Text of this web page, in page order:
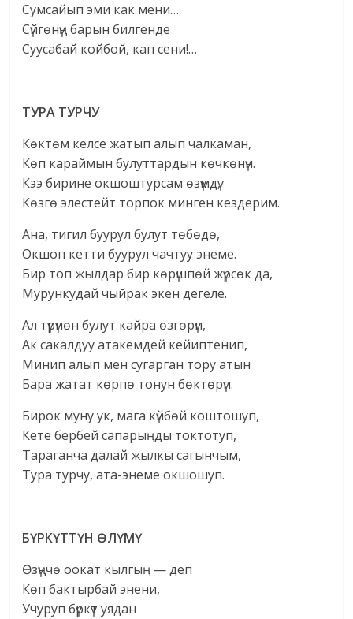
Сумсайып эми как мени…
Сүйгѳнүң барын билгенде
Суусабай койбой, кап сени!…
ТУРА ТУРЧУ
Көктөм келсе жатып алып чалкаман,
Көп караймын булуттардын көчкөнүн.
Кээ бирине окшоштурсам өзүмдү,
Көзгө элестейт торпок минген кездерим.
Ана, тигил буурул булут төбөдө,
Окшоп кетти буурул чачтуу энеме.
Бир топ жылдар бир көрүшпөй жүрсөк да,
Мурункудай чыйрак экен дегеле.
Ал түрүнөн булут кайра өзгөрүп,
Ак сакалдуу атакемдей кейиптенип,
Минип алып мен сугарган тору атын
Бара жатат көрпө тонун бөктөрүп.
Бирок муну ук, мага күйбөй коштошуп,
Кете бербей сапарыңды токтотуп,
Тараганча далай жылкы сагынчым,
Тура турчу, ата-энеме окшошуп.
БҮРКҮТТҮН ӨЛҮМҮ
Өзүңчө оокат кылгың — деп
Көп бактырбай энени,
Учуруп бүркүт уядан